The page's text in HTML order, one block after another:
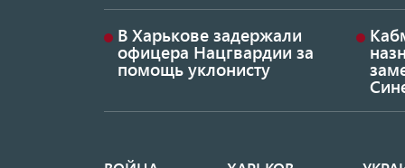
В Харькове задержали
офицера Нацгвардии за
помощь уклонисту